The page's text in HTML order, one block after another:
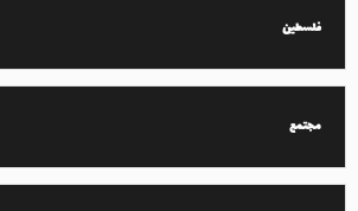
فلسطين
مجتمع